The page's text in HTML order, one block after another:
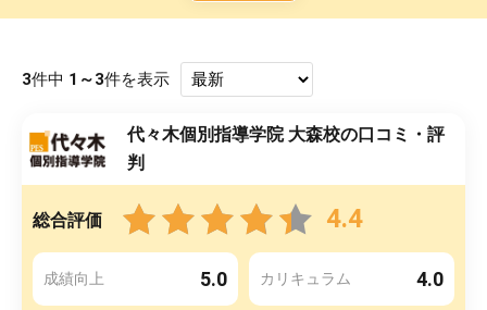
3件中 1～3件を表示
代々木個別指導学院 大森校の口コミ・評
判
総合評価 4.4
成績向上 5.0 カリキュラム 4.0